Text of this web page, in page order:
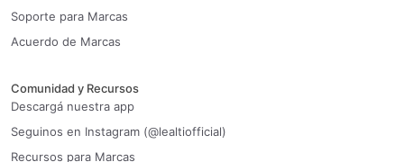
Soporte para Marcas
Acuerdo de Marcas
Comunidad y Recursos
Descargá nuestra app
Seguinos en Instagram (@lealtiofficial)
Recursos para Marcas